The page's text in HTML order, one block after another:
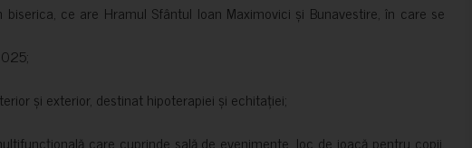
ce are Hramul Sfântul Ioan Maximovici și Bunavestire, în care se
și exterior, destinat hipoterapiei și echitației;
care cuprinde sală de evenimente, loc de joacă pentru copii,